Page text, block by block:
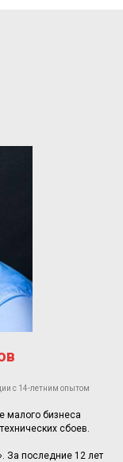
с 14-летним опытом
малого бизнеса
сбоев.
За последние 12 лет